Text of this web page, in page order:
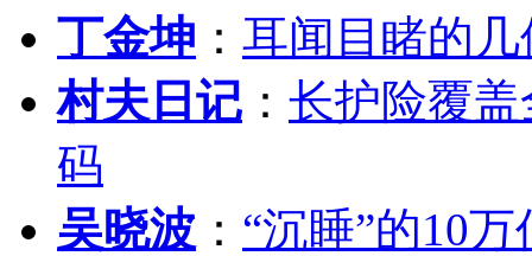
丁金坤 ： 耳闻目睹的
村夫日记 ： 长护险覆
码
吴晓波 ： “沉睡”的10